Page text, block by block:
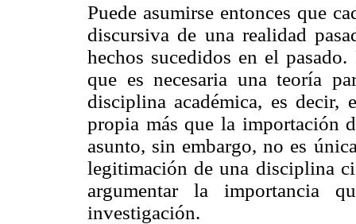
Puede asumirse entonces que
discursiva de una realidad
hechos sucedidos en el
que es necesaria una teoría
disciplina académica, es decir,
propia más que la importación
asunto, sin embargo, no es
legitimación de una disciplina
argumentar la importancia
investigación.